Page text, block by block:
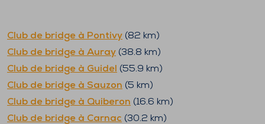
Club de bridge à Pontivy (82 km)
Club de bridge à Auray (38.8 km)
Club de bridge à Guidel (55.9 km)
Club de bridge à Sauzon (5 km)
Club de bridge à Quiberon (16.6 km)
Club de bridge à Carnac (30.2 km)